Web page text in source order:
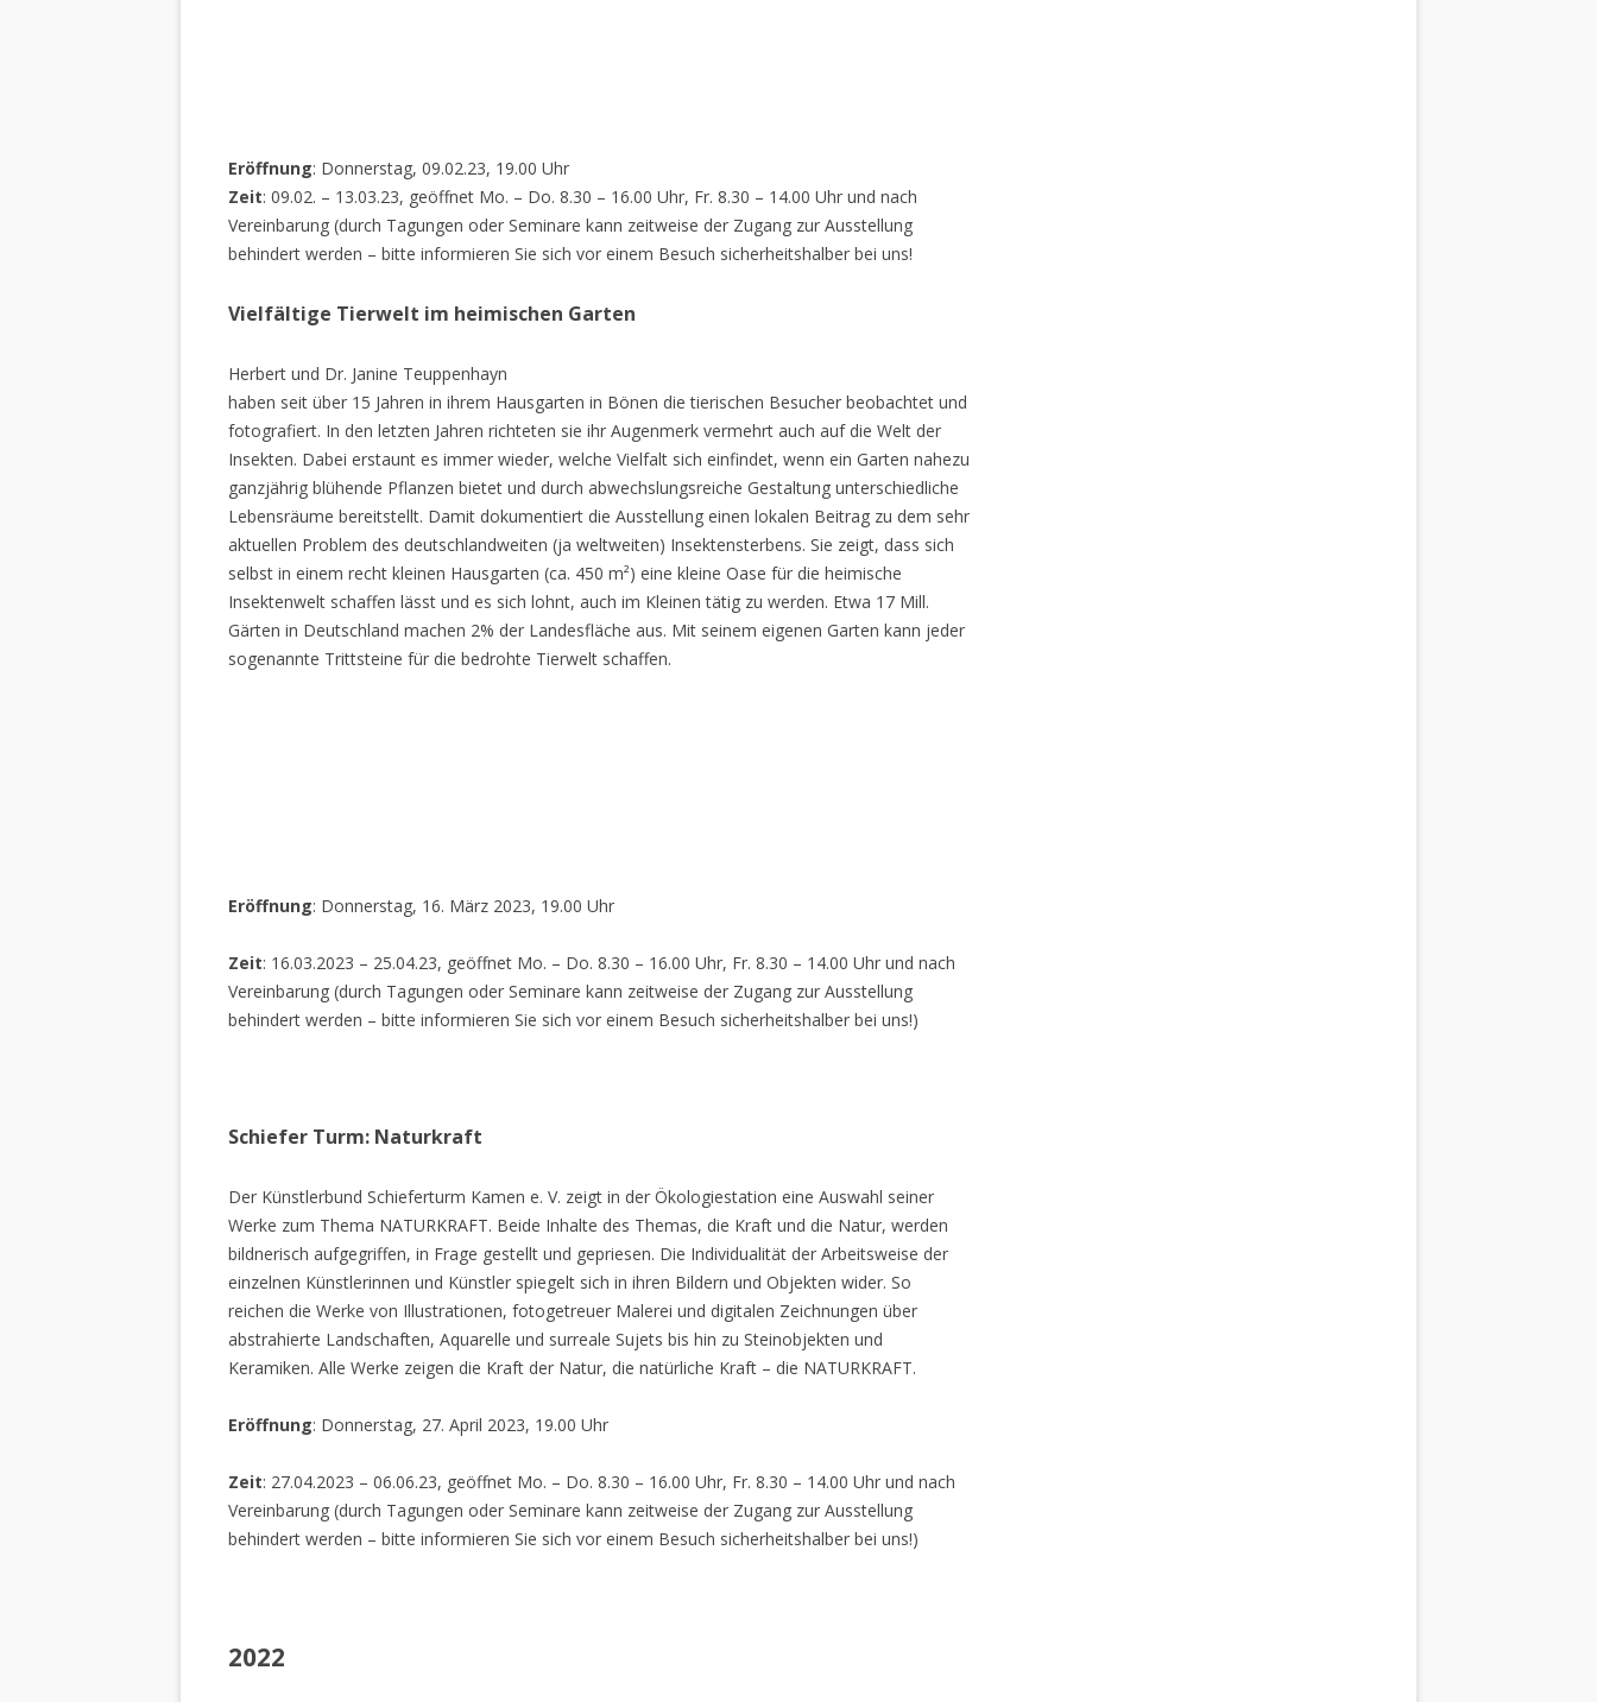
Eröffnung: Donnerstag, 09.02.23, 19.00 Uhr
Zeit: 09.02. – 13.03.23, geöffnet Mo. – Do. 8.30 – 16.00 Uhr, Fr. 8.30 – 14.00 Uhr und nach
Vereinbarung (durch Tagungen oder Seminare kann zeitweise der Zugang zur Ausstellung
behindert werden – bitte informieren Sie sich vor einem Besuch sicherheitshalber bei uns!
Vielfältige Tierwelt im heimischen Garten
Herbert und Dr. Janine Teuppenhayn
haben seit über 15 Jahren in ihrem Hausgarten in Bönen die tierischen Besucher beobachtet und
fotografiert. In den letzten Jahren richteten sie ihr Augenmerk vermehrt auch auf die Welt der
Insekten. Dabei erstaunt es immer wieder, welche Vielfalt sich einfindet, wenn ein Garten nahezu
ganzjährig blühende Pflanzen bietet und durch abwechslungsreiche Gestaltung unterschiedliche
Lebensräume bereitstellt. Damit dokumentiert die Ausstellung einen lokalen Beitrag zu dem sehr
aktuellen Problem des deutschlandweiten (ja weltweiten) Insektensterbens. Sie zeigt, dass sich
selbst in einem recht kleinen Hausgarten (ca. 450 m²) eine kleine Oase für die heimische
Insektenwelt schaffen lässt und es sich lohnt, auch im Kleinen tätig zu werden. Etwa 17 Mill.
Gärten in Deutschland machen 2% der Landesfläche aus. Mit seinem eigenen Garten kann jeder
sogenannte Trittsteine für die bedrohte Tierwelt schaffen.
Eröffnung: Donnerstag, 16. März 2023, 19.00 Uhr
Zeit: 16.03.2023 – 25.04.23, geöffnet Mo. – Do. 8.30 – 16.00 Uhr, Fr. 8.30 – 14.00 Uhr und nach
Vereinbarung (durch Tagungen oder Seminare kann zeitweise der Zugang zur Ausstellung
behindert werden – bitte informieren Sie sich vor einem Besuch sicherheitshalber bei uns!)
Schiefer Turm: Naturkraft
Der Künstlerbund Schieferturm Kamen e. V. zeigt in der Ökologiestation eine Auswahl seiner
Werke zum Thema NATURKRAFT. Beide Inhalte des Themas, die Kraft und die Natur, werden
bildnerisch aufgegriffen, in Frage gestellt und gepriesen. Die Individualität der Arbeitsweise der
einzelnen Künstlerinnen und Künstler spiegelt sich in ihren Bildern und Objekten wider. So
reichen die Werke von Illustrationen, fotogetreuer Malerei und digitalen Zeichnungen über
abstrahierte Landschaften, Aquarelle und surreale Sujets bis hin zu Steinobjekten und
Keramiken. Alle Werke zeigen die Kraft der Natur, die natürliche Kraft – die NATURKRAFT.
Eröffnung: Donnerstag, 27. April 2023, 19.00 Uhr
Zeit: 27.04.2023 – 06.06.23, geöffnet Mo. – Do. 8.30 – 16.00 Uhr, Fr. 8.30 – 14.00 Uhr und nach
Vereinbarung (durch Tagungen oder Seminare kann zeitweise der Zugang zur Ausstellung
behindert werden – bitte informieren Sie sich vor einem Besuch sicherheitshalber bei uns!)
2022